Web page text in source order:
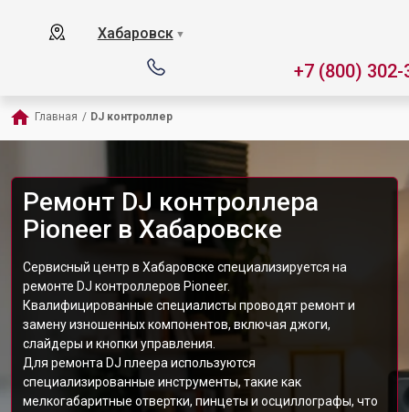
Хабаровск ▼
+7 (800) 302-
Главная / DJ контроллер
Ремонт DJ контроллера
Pioneer в Хабаровске
Сервисный центр в Хабаровске специализируется на
ремонте DJ контроллеров Pioneer.
Квалифицированные специалисты проводят ремонт и
замену изношенных компонентов, включая джоги,
слайдеры и кнопки управления.
Для ремонта DJ плеера используются
специализированные инструменты, такие как
мелкогабаритные отвертки, пинцеты и осциллографы, что